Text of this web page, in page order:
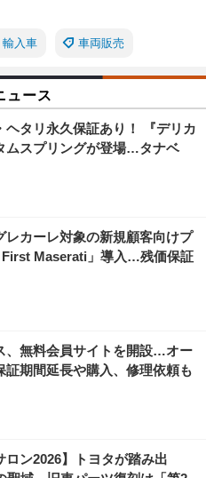
輸入車 車両販売
ュース
ヘタリ永久保証あり！ 『デリカ
ムスプリングが登場…タナベ
レカーレ対象の新規顧客向けプ
First Maserati」導入…残価保証
、無料会員サイトを開設…オー
証期間延長や購入、修理依頼も
ロン2026】トヨタが踏み出